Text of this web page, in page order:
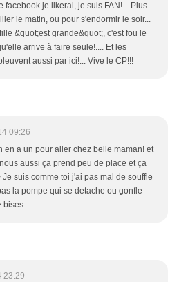
facebook je likerai, je suis FAN!... Plus
le matin, ou pour s'endormir le soir...
&quot;est grande&quot;, c'est fou le
arrive à faire seule!.... Et les
aussi par ici!... Vive le CP!!!
09:26
en a un pour aller chez belle maman! et
aussi ça prend peu de place et ça
suis comme toi j'ai pas mal de souffle
la pompe qui se detache ou gonfle
bises
23:29